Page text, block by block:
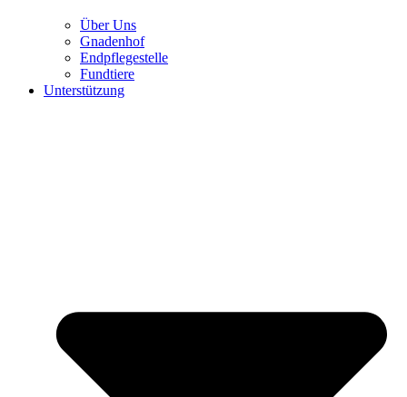
Über Uns
Gnadenhof
Endpflegestelle
Fundtiere
Unterstützung